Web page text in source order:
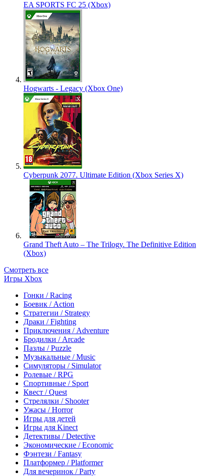
EA SPORTS FC 25 (Xbox)
Hogwarts - Legacy (Xbox One)
Cyberpunk 2077. Ultimate Edition (Xbox Series X)
Grand Theft Auto – The Trilogy. The Definitive Edition
(Xbox)
Смотреть все
Игры Xbox
Гонки / Racing
Боевик / Action
Стратегии / Strategy
Драки / Fighting
Приключения / Adventure
Бродилки / Arcade
Пазлы / Puzzle
Музыкальные / Music
Симуляторы / Simulator
Ролевые / RPG
Спортивные / Sport
Квест / Quest
Стрелялки / Shooter
Ужасы / Horror
Игры для детей
Игры для Kinect
Детективы / Detective
Экономические / Economic
Фэнтези / Fantasy
Платформер / Platformer
Для вечеринок / Party